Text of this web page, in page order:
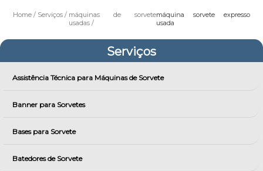
Home Serviços
máquinas de sorvete
usadas
máquina sorvete expresso
usada
Serviços
Assistência Técnica para Máquinas de Sorvete
Banner para Sorvetes
Bases para Sorvete
Batedores de Sorvete